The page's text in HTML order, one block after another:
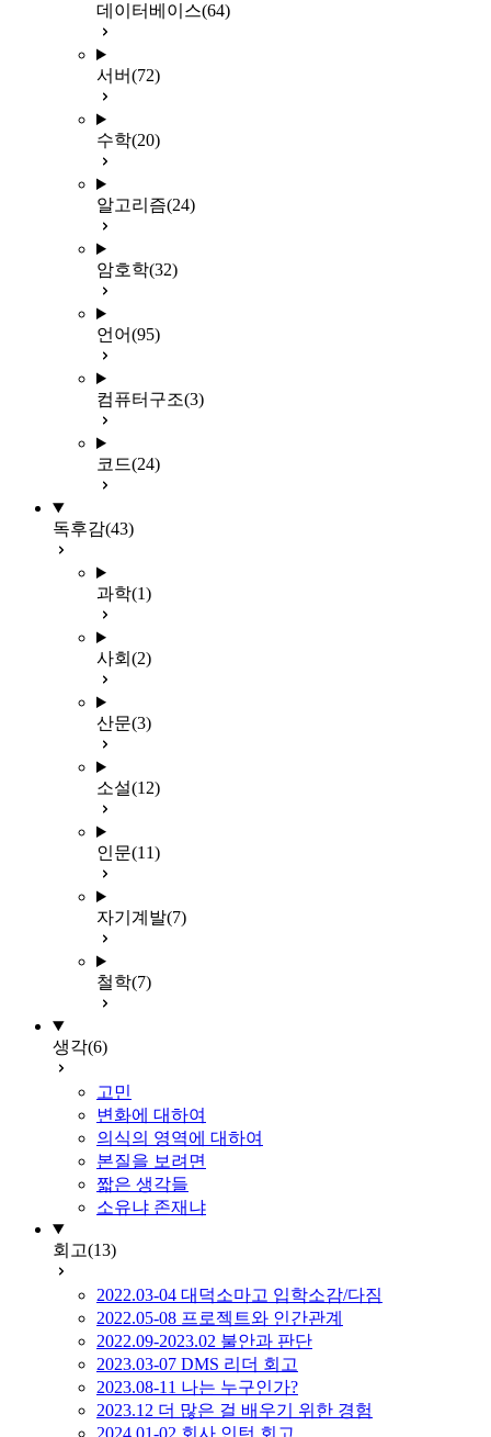
데이터베이스(64)
서버(72)
수학(20)
알고리즘(24)
암호학(32)
언어(95)
컴퓨터구조(3)
코드(24)
독후감(43)
과학(1)
사회 (2)
산문(3)
소설(12)
인문(11)
자기계발(7)
철학(7)
생각(6)
고민
변화에 대하여
의식의 영역에 대하여
본질을 보려면
짧은 생각들
소유냐 존재냐
회고(13)
2022.03-04 대덕소마고 입학소감/다짐
2022.05-08 프로젝트와 인간관계
2022.09-2023.02 불안과 판단
2023.03-07 DMS 리더 회고
2023.08-11 나는 누구인가?
2023.12 더 많은 걸 배우기 위한 경험
2024.01-02 회사 인턴 회고